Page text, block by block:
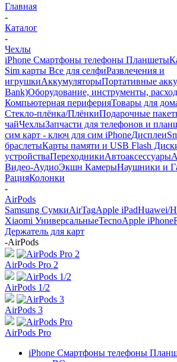
Главная
-
Каталог
-
Чехлы
iPhone Смартфоны телефоны Планшеты
Sim карты Все для селфиРазвлечения и
игрушкиАккумуляторыПортативные
Bank)Оборудование, инструменты,
Компьютерная периферияТовары для
Стекло-плёнка/ПлёнкиПодарочные
чайЧехлыЗапчасти для телефонов и
сим карт - ключ для сим iPhoneДисплеи
браслетыКарты памяти и USB Flash
устройстваПереходникиАвтоаксессуары
Видео-АудиоЭкшн КамерыНаушники и
РацияКолонки
-
AirPods
Samsung СумкиAirTagApple iPadHuawei/
Xiaomi УниверсальныеTecnoApple iPhone
Держатель для карт
-AirPods
AirPods Pro 2
AirPods 1/2
AirPods 3
AirPods Pro
iPhone Смартфоны телефоны